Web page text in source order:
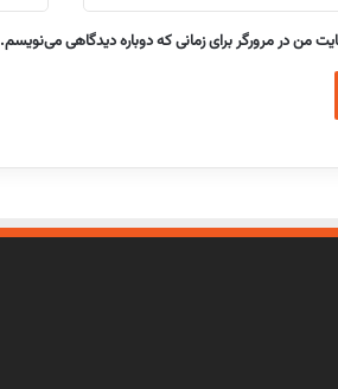
من در مرورگر برای زمانی که دوباره دیدگاهی می‌نویسم.